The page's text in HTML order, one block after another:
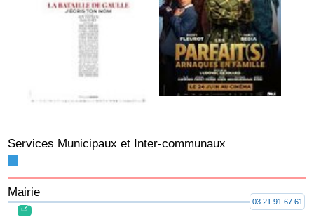
Services Municipaux et Inter-communaux
Mairie
03 21 91 67 61